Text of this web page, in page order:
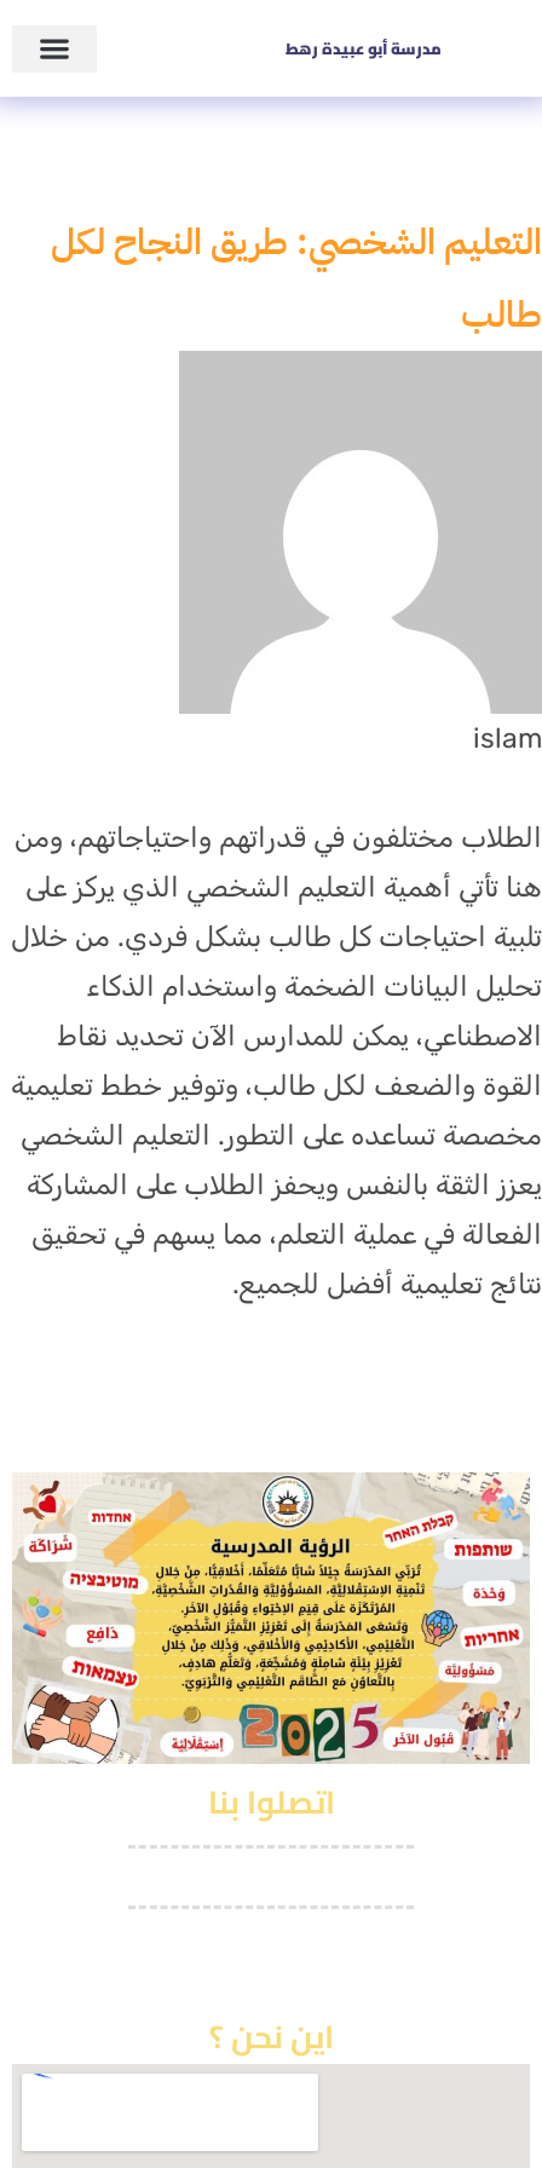
مدرسة أبو عبيدة رهط
التعليم الشخصي: طريق النجاح لكل
طالب
islam
الطلاب مختلفون في قدراتهم واحتياجاتهم، ومن
هنا تأتي أهمية التعليم الشخصي الذي يركز على
تلبية احتياجات كل طالب بشكل فردي. من خلال
تحليل البيانات الضخمة واستخدام الذكاء
الاصطناعي، يمكن للمدارس الآن تحديد نقاط
القوة والضعف لكل طالب، وتوفير خطط تعليمية
مخصصة تساعده على التطور. التعليم الشخصي
يعزز الثقة بالنفس ويحفز الطلاب على المشاركة
الفعالة في عملية التعلم، مما يسهم في تحقيق
نتائج تعليمية أفضل للجميع.
اين نحن ؟
اتصلوا بنا
רהט
089917282